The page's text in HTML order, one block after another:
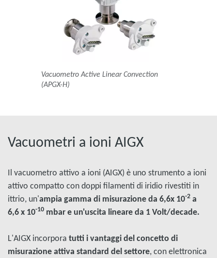
Vacuometro Active Linear Convection
(APGX-H)
Vacuometri a ioni AIGX
Il vacuometro attivo a ioni (AIGX) è uno strumento a ioni
attivo compatto con doppi filamenti di iridio rivestiti in
ittrio, un'ampia gamma di misurazione da 6,6x 10-2 a
6,6 x 10-10 mbar e un'uscita lineare da 1 Volt/decade.
L'AIGX incorpora tutti i vantaggi del concetto di
misurazione attiva standard del settore, con elettronica